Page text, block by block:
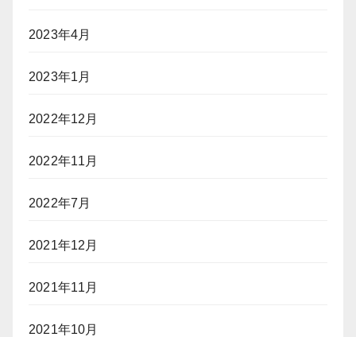
2023年4月
2023年1月
2022年12月
2022年11月
2022年7月
2021年12月
2021年11月
2021年10月